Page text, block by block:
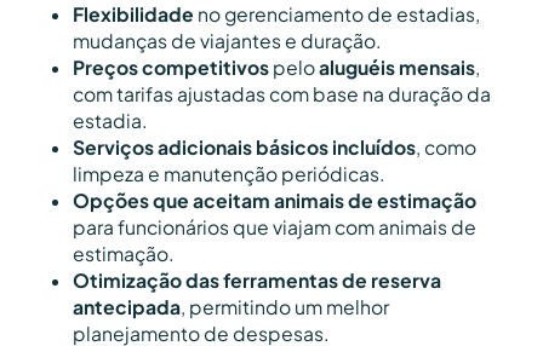
Flexibilidade no gerenciamento de estadias,
mudanças de viajantes e duração.
Preços competitivospeloaluguéis mensais,
com tarifas ajustadas com base na duração da
estadia.
Serviços adicionais básicos incluídos, como
limpeza e manutenção periódicas.
Opções que aceitam animais de estimação
para funcionários que viajam com animais de
estimação.
Otimização das ferramentas de reserva
antecipada, permitindo um melhor
planejamento de despesas.